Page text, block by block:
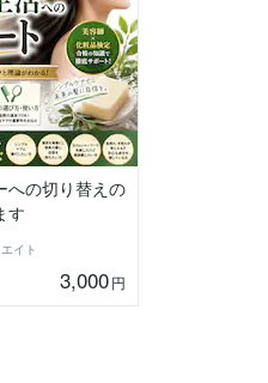
への切り替えの
す
イト
3,000円